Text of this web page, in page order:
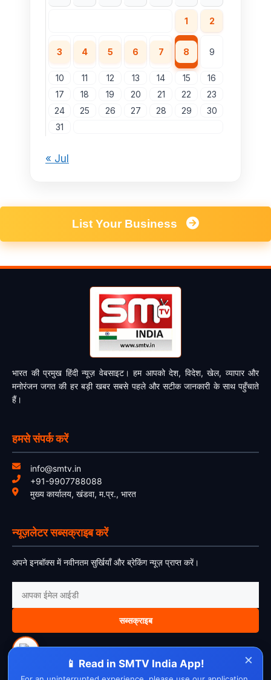
1 2
3 4 5 6 7 8 9
10 11 12 13 14 15
16
17
18 19 20 21 22
23
24
25 26 27 28 29
30
31
« Jul
List Your Business
भारत की प्रमुख हिंदी न्यूज़ वेबसाइट। हम आपको देश, विदेश, खेल, व्यापार और
मनोरंजन जगत की हर बड़ी खबर सबसे पहले और सटीक जानकारी के साथ पहुँचाते
हैं।
हमसे संपर्क करें
info@smtv.in
+91-9907788088
मुख्य कार्यालय, खंडवा, म.प्र., भारत
न्यूज़लेटर सब्सक्राइब करें
अपने इनबॉक्स में नवीनतम सुर्खियाँ और ब्रेकिंग न्यूज़ प्राप्त करें।
सब्सक्राइब
×
📱 Read in SMTV India App!